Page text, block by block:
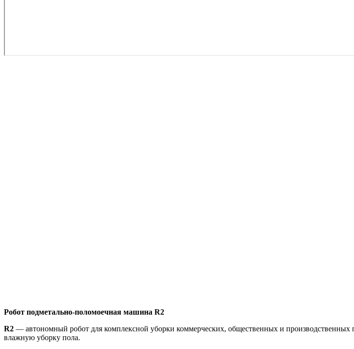
Робот подметально-поломоечная машина R2
R2 — автономный робот для комплексной уборки коммерческих, общественных и
влажную уборку пола.